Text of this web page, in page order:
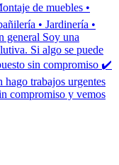
de muebles •
• Jardinería •
general Soy una
Si algo se puede
sin compromiso ✔
trabajos urgentes
compromiso y vemos